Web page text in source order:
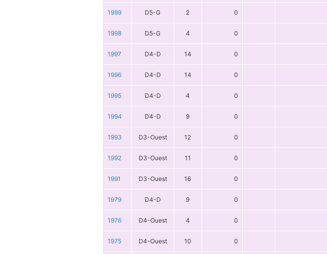
1999 D5-G 2 0
1998 D5-G 4 0
1997 D4-D 14 0
1996 D4-D 14 0
1995 D4-D 4 0
1994 D4-D 9 0
1993 D3-Ouest 12 0
1992 D3-Ouest 11 0
1991 D3-Ouest 16 0
1979 D4-D 9 0
1976 D4-Ouest 4 0
1975 D4-Ouest 10 0